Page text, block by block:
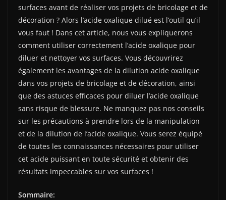
surfaces avant de réaliser vos projets de bricolage et de
décoration ? Alors l’acide oxalique dilué est l’outil qu’il
vous faut ! Dans cet article, nous vous expliquerons
comment utiliser correctement l’acide oxalique pour
diluer et nettoyer vos surfaces. Vous découvrirez
également les avantages de la dilution acide oxalique
dans vos projets de bricolage et de décoration, ainsi
que des astuces efficaces pour diluer l’acide oxalique
sans risque de blessure. Ne manquez pas nos conseils
sur les précautions à prendre lors de la manipulation
et de la dilution de l’acide oxalique. Vous serez équipé
de toutes les connaissances nécessaires pour utiliser
cet acide puissant en toute sécurité et obtenir des
résultats impeccables sur vos surfaces !
Sommaire: